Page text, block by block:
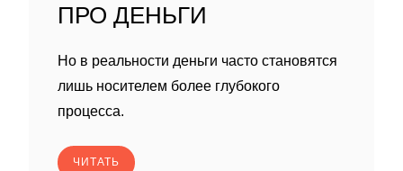
ПРО ДЕНЬГИ
Но в реальности деньги часто становятся
лишь носителем более глубокого
процесса.
ЧИТАТЬ